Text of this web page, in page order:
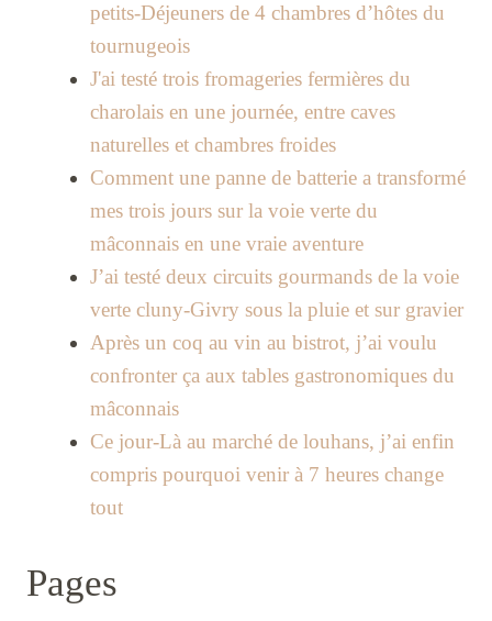
petits-Déjeuners de 4 chambres d’hôtes du
tournugeois
J'ai testé trois fromageries fermières du
charolais en une journée, entre caves
naturelles et chambres froides
Comment une panne de batterie a transformé
mes trois jours sur la voie verte du
mâconnais en une vraie aventure
J’ai testé deux circuits gourmands de la voie
verte cluny-Givry sous la pluie et sur gravier
Après un coq au vin au bistrot, j’ai voulu
confronter ça aux tables gastronomiques du
mâconnais
Ce jour-Là au marché de louhans, j’ai enfin
compris pourquoi venir à 7 heures change
tout
Pages